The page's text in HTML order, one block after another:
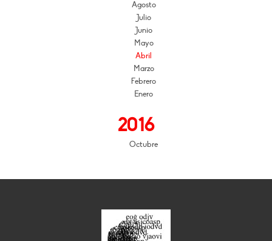
Agosto
Julio
Junio
Mayo
Abril
Marzo
Febrero
Enero
2016
Octubre